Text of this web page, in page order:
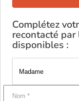
Complétez
recontacté
disponibles :